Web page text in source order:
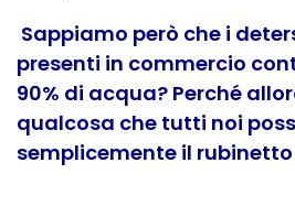
Sappiamo però che i
presenti in commercio
90% di acqua? Perché
qualcosa che tutti noi
semplicemente il